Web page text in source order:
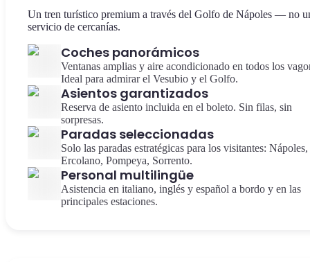
Un tren turístico premium a través del Golfo de Nápoles — no
servicio de cercanías.
Coches panorámicos
Ventanas amplias y aire acondicionado en todos los
Ideal para admirar el Vesubio y el Golfo.
Asientos garantizados
Reserva de asiento incluida en el boleto. Sin filas, sin
sorpresas.
Paradas seleccionadas
Solo las paradas estratégicas para los visitantes: Nápoles,
Ercolano, Pompeya, Sorrento.
Personal multilingüe
Asistencia en italiano, inglés y español a bordo y en las
principales estaciones.